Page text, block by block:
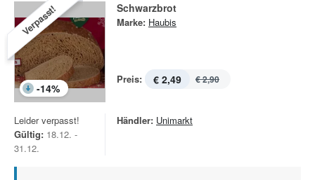
Verpasst!
-14%
Schwarzbrot
Marke: Haubis
Preis: € 2,49 € 2,90
Leider verpasst!
Gültig: 18.12. -
31.12.
Händler: Unimarkt